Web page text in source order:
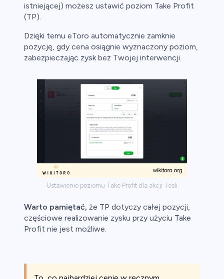
istniejącej) możesz ustawić poziom Take Profit
(TP).
Dzięki temu eToro automatycznie zamknie
pozycję, gdy cena osiągnie wyznaczony poziom,
zabezpieczając zysk bez Twojej interwencji.
Ustawienie poziomu Take Profit dla akcji Tesli
Warto pamiętać, że TP dotyczy całej pozycji,
częściowe realizowanie zysku przy użyciu Take
Profit nie jest możliwe.